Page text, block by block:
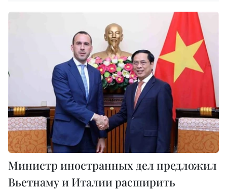
Министр иностранных дел предложил
Вьетнаму и Италии расширить